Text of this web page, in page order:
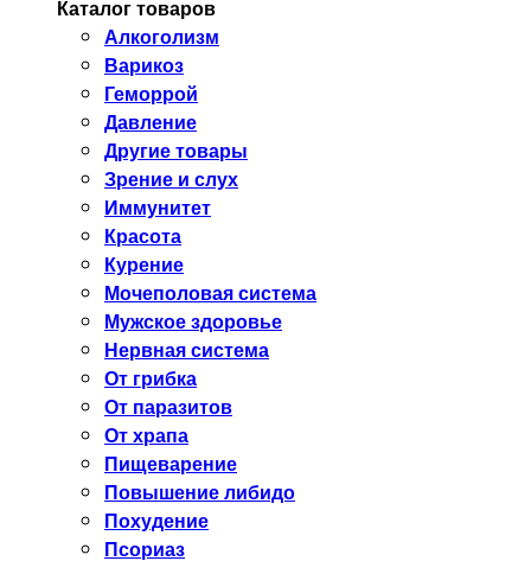
Каталог товаров
Алкоголизм
Варикоз
Геморрой
Давление
Другие товары
Зрение и слух
Иммунитет
Красота
Курение
Мочеполовая система
Мужское здоровье
Нервная система
От грибка
От паразитов
От храпа
Пищеварение
Повышение либидо
Похудение
Псориаз